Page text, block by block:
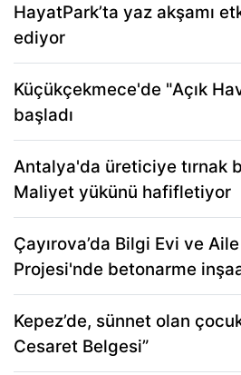
HayatPark’ta yaz akşamı
ediyor
Küçükçekmece'de "Açık
başladı
Antalya'da üreticiye tırnak
Maliyet yükünü hafifletiyor
Çayırova’da Bilgi Evi ve
Projesi'nde betonarme
Kepez’de, sünnet olan
Cesaret Belgesi”